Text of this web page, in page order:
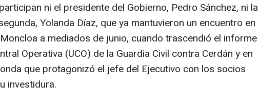
ni el presidente del Gobierno, Pedro Sánchez, ni la
Yolanda Díaz, que ya mantuvieron un encuentro en
a mediados de junio, cuando trascendió el informe
Operativa (UCO) de la Guardia Civil contra Cerdán y en
que protagonizó el jefe del Ejecutivo con los socios
investidura.